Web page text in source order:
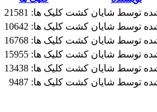
توسط شایان کشت کلیک ها: 21581
توسط شایان کشت کلیک ها: 10642
توسط شایان کشت کلیک ها: 16768
توسط شایان کشت کلیک ها: 15955
توسط شایان کشت کلیک ها: 13438
توسط شایان کشت کلیک ها: 9487